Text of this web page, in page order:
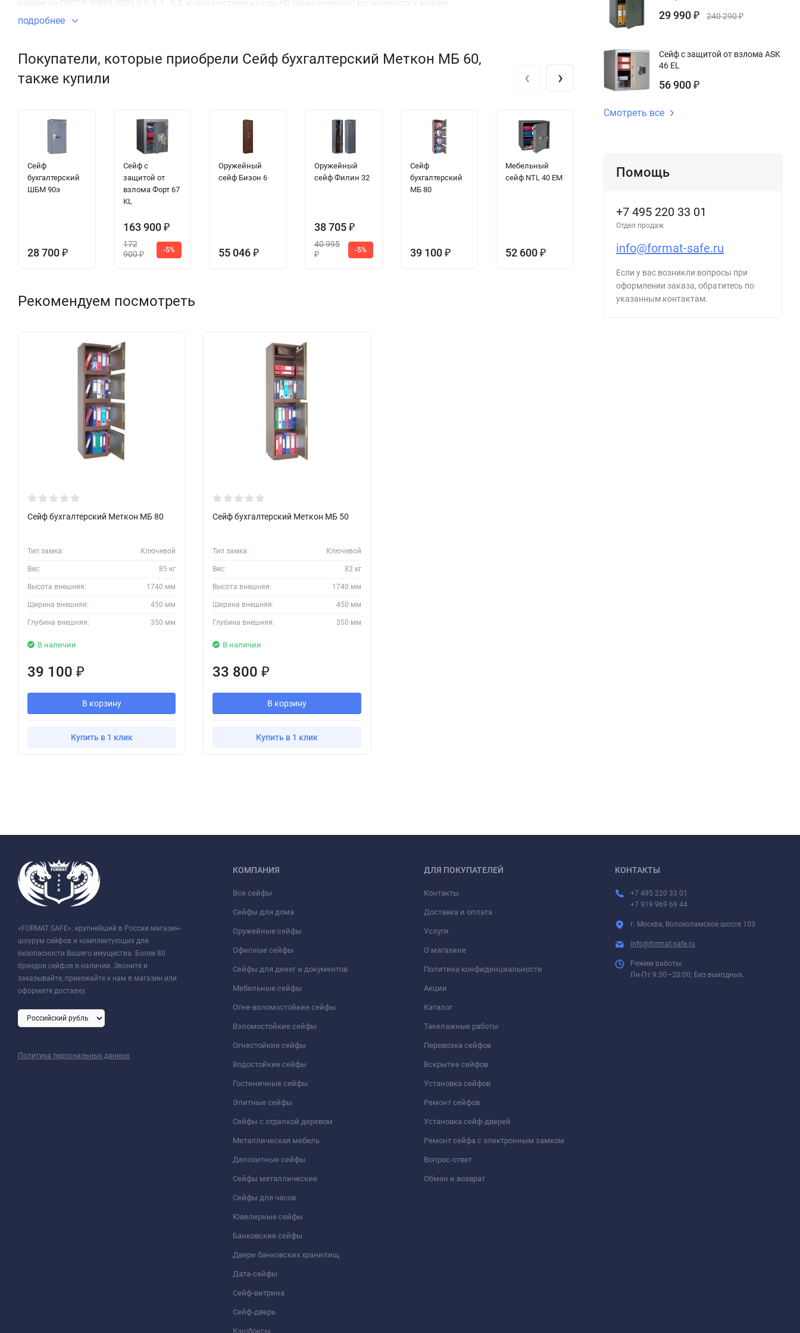
взлому по ГОСТ Р 50862-2005 п.п. 5.1., 5.2. и соответствует классу Н0 (ниже нулевого) устойчивости к взлому.
подробнее
Покупатели, которые приобрели Сейф бухгалтерский Меткон МБ 60,
также купили
Сейф
бухгалтерский
ШБМ 90э
28 700 ₽
Сейф с
защитой от
взлома Форт 67
KL
163 900 ₽
172
900₽
-5%
Оружейный
сейф Бизон 6
55 046₽
Оружейный
сейф Филин 32
38 705 ₽
40 995
₽
-5%
Сейф
бухгалтерский
МБ 80
39 100 ₽
Мебельный
сейф NTL 40 EM
52 600₽
Мебельный
сейф NTL 40 M
40 800₽ 1 592 009
‹ ›
Рекомендуем посмотреть
Сейф бухгалтерский Меткон МБ 80
Тип замка: Ключевой
Вес: 85 кг
Высота внешняя: 1740 мм
Ширина внешняя: 450 мм
Глубина внешняя: 350 мм
В наличии
39 100 ₽
В корзину
Купить в 1 клик
Сейф бухгалтерский Меткон МБ 50
Тип замка: Ключевой
Вес: 82 кг
Высота внешняя: 1740 мм
Ширина внешняя: 450 мм
Глубина внешняя: 350 мм
В наличии
33 800₽
В корзину
Купить в 1 клик
29 990 ₽ 240 290₽
Сейф с защитой от взлома ASK
46 EL
56 900 ₽
Смотреть все
Помощь
+7 495 220 33 01
Отдел продаж
info@format-safe.ru
Если у вас возникли вопросы при
оформлении заказа, обратитесь по
указанным контактам.
«FORMAT SAFE»: крупнейший в России магазин-
шоурум сейфов и комплектующих для
безопасности Вашего имущества. Более 80
брендов сейфов в наличии. Звоните и
заказывайте, приезжайте к нам в магазин или
оформите доставку.
Политика персональных данных
КОМПАНИЯ
Все сейфы
Сейфы для дома
Оружейные сейфы
Офисные сейфы
Сейфы для денег и документов
Мебельные сейфы
Огне-взломостойкие сейфы
Взломостойкие сейфы
Огнестойкие сейфы
Водостойкие сейфы
Гостиничные сейфы
Элитные сейфы
Сейфы с отделкой деревом
Металлическая мебель
Депозитные сейфы
Сейфы металлические
Сейфы для часов
Ювелирные сейфы
Банковские сейфы
Двери банковских хранилищ
Дата-сейфы
Сейф-витрина
Сейф-дверь
Кэшбоксы
ДЛЯ ПОКУПАТЕЛЕЙ
Контакты
Доставка и оплата
Услуги
О магазине
Политика конфиденциальности
Акции
Каталог
Такелажные работы
Перевозка сейфов
Вскрытие сейфов
Установка сейфов
Ремонт сейфов
Установка сейф-дверей
Ремонт сейфа с электронным замком
Вопрос-ответ
Обмен и возврат
КОНТАКТЫ
+7 495 220 33 01
+7 919 969 69 44
г. Москва, Волоколамское шоссе 103
info@format-safe.ru
Режим работы:
Пн-Пт 9:30—20:00; Без выходных.